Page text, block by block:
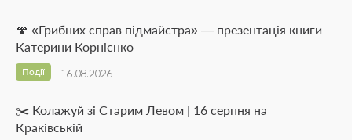
🍄 «Грибних справ підмайстра» — презентація книги
Катерини Корнієнко
16.08.2026
Події
✂️ Колажуй зі Старим Левом | 16 серпня на
Краківській